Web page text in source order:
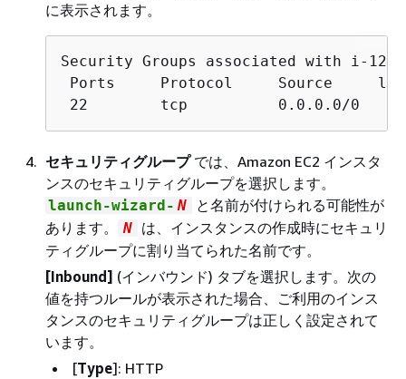
に表示されます。
Security Groups associated with i-
Ports     Protocol     Source
22        tcp          0.0.0.0/0
セキュリティグループでは、Amazon EC2 インスタ
ンスのセキュリティグループを選択します。
launch-wizard- N
と名前が付けられる可能性が
あります。
N は、インスタンスの作成時にセキュリ
ティグループに割り当てられた名前です。
[Inbound] (インバウンド) タブを選択します。次の
値を持つルールが表示された場合、ご利用のインス
タンスのセキュリティグループは正しく設定されて
います。
[Type]: HTTP